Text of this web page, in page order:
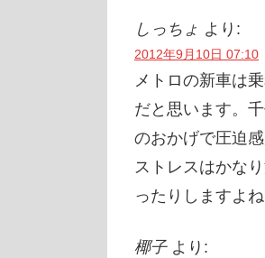
しっちょ より:
2012年9月10日 07:10
メトロの新車は
だと思います。
のおかげで圧迫
ストレスはかな
ったりしますよね
椰子 より: